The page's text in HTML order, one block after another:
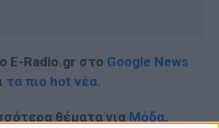
E-Radio.gr στο Google News
τα πιο hot νέα.
θέματα για Μόδα,